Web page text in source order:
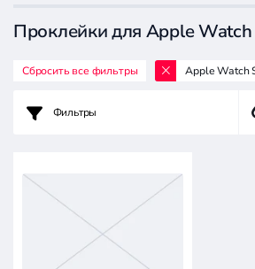
Проклейки для Apple
товаров
для
смарт-
часов
Сбросить все фильтры Apple Watch
Фильтры